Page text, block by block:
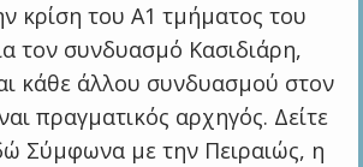
κρίση του Α1 τμήματος του
τον συνδυασμό Κασιδιάρη,
κάθε άλλου συνδυασμού στον
πραγματικός αρχηγός. Δείτε
Σύμφωνα με την Πειραιώς, η